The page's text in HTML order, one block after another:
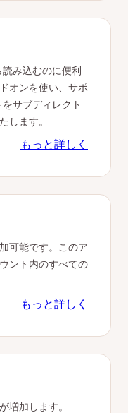
み込むのに便利
オンを使い、サポ
サブディレクト
します。
もっと詳しく
可能です。このア
ント内のすべての
もっと詳しく
増加します。